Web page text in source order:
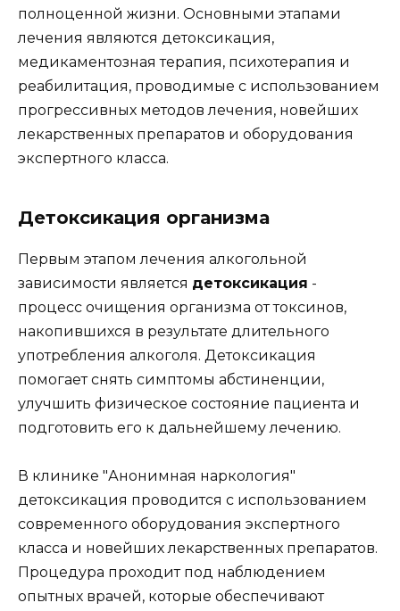
полноценной жизни. Основными этапами
лечения являются детоксикация,
медикаментозная терапия, психотерапия и
реабилитация, проводимые с использованием
прогрессивных методов лечения, новейших
лекарственных препаратов и оборудования
экспертного класса.
Детоксикация организма
Первым этапом лечения алкогольной
зависимости является детоксикация -
процесс очищения организма от токсинов,
накопившихся в результате длительного
употребления алкоголя. Детоксикация
помогает снять симптомы абстиненции,
улучшить физическое состояние пациента и
подготовить его к дальнейшему лечению.
В клинике "Анонимная наркология"
детоксикация проводится с использованием
современного оборудования экспертного
класса и новейших лекарственных препаратов.
Процедура проходит под наблюдением
опытных врачей, которые обеспечивают